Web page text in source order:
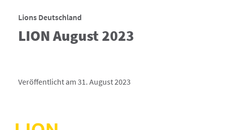
Lions Deutschland
LION August 2023
Veröffentlicht am 31. August 2023